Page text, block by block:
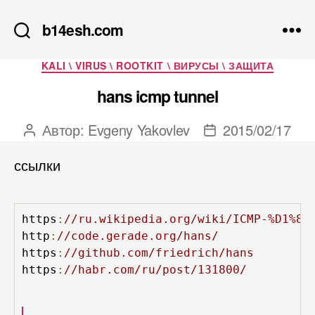
b14esh.com
Рубрики
KALI \ VIRUS \ ROOTKIT \ ВИРУСЫ \ ЗАЩИТА
hans icmp tunnel
Автор
Автор: Evgeny Yakovlev
Дата2015/02/17
ссылки
https : //ru.wikipedia.org/wiki/ICMP-
http : //code.gerade.org/hans/
https : //github.com/friedrich/hans
https : //habr.com/ru/post/131800/